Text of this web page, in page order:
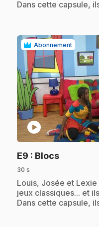
Dans cette capsule,
Abonnement
play_circle
E9 : Blocs.
30 s
.Louis, Josée et
jeux classiques... et
Dans cette capsule,